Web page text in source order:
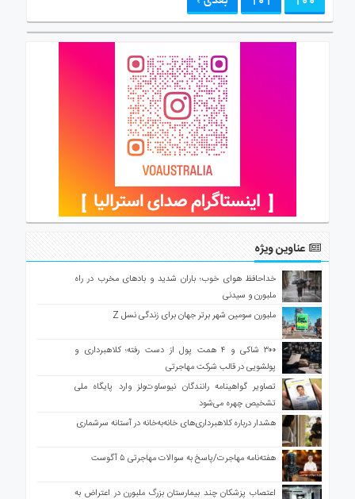
عناوین ویژه
خداحافظ هوای خوب؛ باران شدید و بادهای مخرب در راه
ملبورن و سیدنی
ملبورن سومین شهر برتر جهان برای زندگی نسل Z
۳۰۰ شاکی و ۴ همت پول از دست رفته؛ کلاهبرداری و
پولشویی در قالب شرکت مهاجرتی
تصاویر گواهینامه رانندگان نیوساوت‌ولز وارد پایگاه ملی
تشخیص چهره می‌شود
هشدار درباره کلاهبرداری‌های خانه‌به‌خانه در آستانه سرشماری
هفته‌نامه مهاجرت/پاسخ به سوالات مهاجرتی ۵ آگوست
اعتصاب پزشکان چند بیمارستان بزرگ ملبورن در اعتراض به